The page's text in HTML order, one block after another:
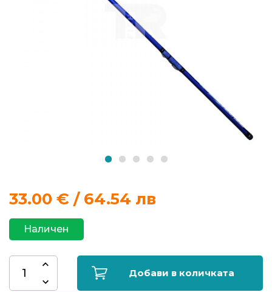
за
риболов
Влакна
за
риболов
33.00 € / 64.54 лв
Наличен
Добави в количката